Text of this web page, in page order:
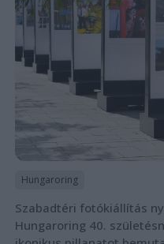
Hungaroring
Szabadtéri fotókiállítás
Hungaroring 40.